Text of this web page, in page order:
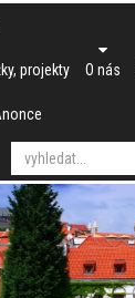
projekty O nás